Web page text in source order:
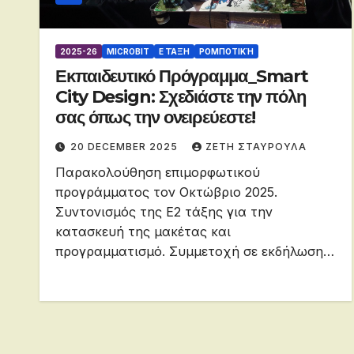
2025-26 MICROBIT Ε ΤΆΞΗ ΡΟΜΠΟΤΙΚΉ
Εκπαιδευτικό Πρόγραμμα_Smart
City Design: Σχεδιάστε την πόλη
σας όπως την ονειρεύεστε!
20 DECEMBER 2025 ΖΕΤΗ ΣΤΑΥΡΟΥΛΑ
Παρακολούθηση επιμορφωτικού
προγράμματος τον Οκτώβριο 2025.
Συντονισμός της Ε2 τάξης για την
κατασκευή της μακέτας και
προγραμματισμό. Συμμετοχή σε εκδήλωση…